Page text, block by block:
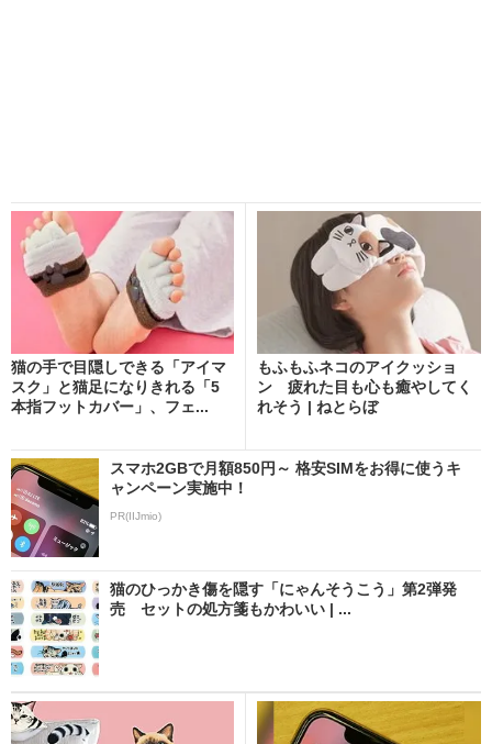
猫の手で目隠しできる「アイマ
スク」と猫足になりきれる「5
本指フットカバー」、フェ...
もふもふネコのアイクッショ
ン 疲れた目も心も癒やしてく
れそう | ねとらぼ
スマホ2GBで月額850円～ 格安SIMをお得に使うキ
ャンペーン実施中！
PR(IIJmio)
猫のひっかき傷を隠す「にゃんそうこう」第2弾発
売 セットの処方箋もかわいい | ...